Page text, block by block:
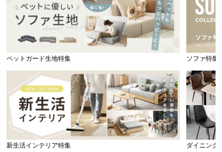
ペットガード生地特集 ソファ特集
新生活インテリア特集 ダイニング